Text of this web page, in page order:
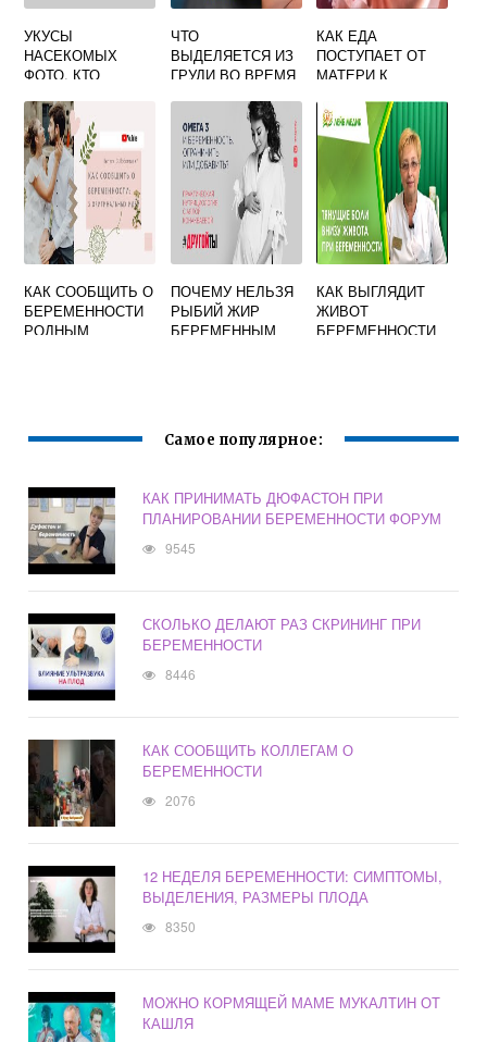
УКУСЫ
НАСЕКОМЫХ
ФОТО, КТО
ЧТО
ВЫДЕЛЯЕТСЯ ИЗ
ГРУДИ ВО ВРЕМЯ
КАК ЕДА
ПОСТУПАЕТ ОТ
МАТЕРИ К
ВРЕМЯ
БЕРЕМЕННОСТИ
КАК СООБЩИТЬ О
БЕРЕМЕННОСТИ
РОДНЫМ
ПОЧЕМУ НЕЛЬЗЯ
РЫБИЙ ЖИР
БЕРЕМЕННЫМ
КАК ВЫГЛЯДИТ
ЖИВОТ
БЕРЕМЕННОСТИ
Самое популярное:
КАК ПРИНИМАТЬ ДЮФАСТОН ПРИ
ПЛАНИРОВАНИИ БЕРЕМЕННОСТИ ФОРУМ
9545
СКОЛЬКО ДЕЛАЮТ РАЗ СКРИНИНГ ПРИ
БЕРЕМЕННОСТИ
8446
КАК СООБЩИТЬ КОЛЛЕГАМ О
БЕРЕМЕННОСТИ
2076
12 НЕДЕЛЯ БЕРЕМЕННОСТИ: СИМПТОМЫ,
ВЫДЕЛЕНИЯ, РАЗМЕРЫ ПЛОДА
8350
МОЖНО КОРМЯЩЕЙ МАМЕ МУКАЛТИН ОТ
КАШЛЯ